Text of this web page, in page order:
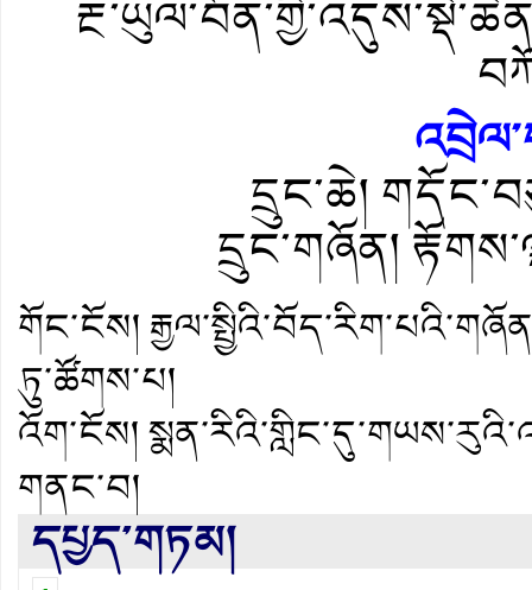
དྲུང་ཆེ།
དྲུང་གཞོན།
གོང་ངོས།
ཏུ་ཚོགས་པ།
འོག་ངོས།
གནང་བ།
དཔྱད་གཏམ།